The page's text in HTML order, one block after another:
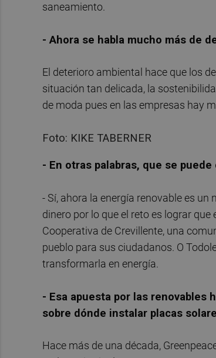
saneamiento.
- Ahora se habla mucho más de
El deterioro ambiental hace que los
situación tan delicada, la
de moda pues en las empresas hay
Foto: KIKE TABERNER
- En otras palabras, que se
- Sí, ahora la energía renovable es
dinero por lo que el reto es lograr
Cooperativa de Crevillente, una
pueblo para sus ciudadanos. O
transformarla en energía.
- Esa apuesta por las renovables
sobre dónde instalar placas
Hace más de una década,